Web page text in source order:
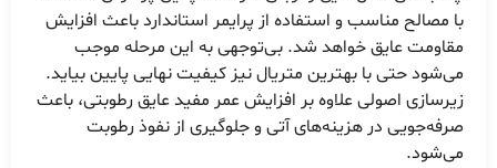
با مصالح مناسب و استفاده از پرایمر استاندارد باعث افزایش
مقاومت عایق خواهد شد. بی‌توجهی به این مرحله موجب
می‌شود حتی با بهترین متریال نیز کیفیت نهایی پایین بیاید.
زیرسازی اصولی علاوه بر افزایش عمر مفید عایق رطوبتی، باعث
صرفه‌جویی در هزینه‌های آتی و جلوگیری از نفوذ رطوبت
می‌شود.